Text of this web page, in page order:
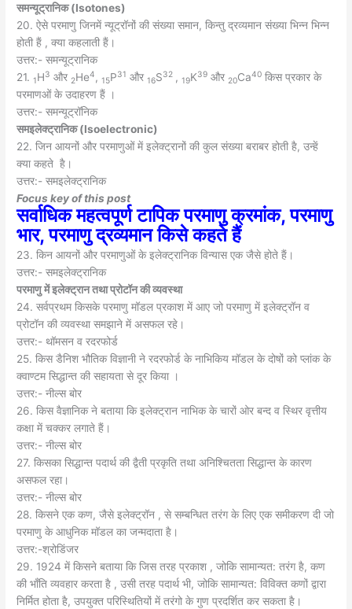
समन्यूट्रानिक (Isotones)
20. ऐसे परमाणु जिनमें न्यूट्रॉनों की संख्या समान, किन्तु द्रव्यमान संख्या भिन्न भिन्न
होती हैं , क्या कहलाती हैं।
उत्तर:- समन्यूट्रानिक
21.1H3 और 2He4,15P31 और16S32 ,19K39 और 20Ca40 किस प्रकार के
परमाणओं के उदाहरण हैं ।
उत्तर:- समन्यूट्रॉनिक
समइलेक्ट्रानिक (Isoelectronic)
22. जिन आयनों और परमाणुओं में इलेक्ट्रानों की कुल संख्या बराबर होती है, उन्हें
क्या कहते है।
उत्तर:- समइलेक्ट्रानिक
Focus key of this post
सर्वाधिक महत्वपूर्ण टापिक परमाणु क्रमांक, परमाणु
भार, परमाणु द्रव्यमान किसे कहते हैं
23. किन आयनों और परमाणुओं के इलेक्ट्रानिक विन्यास एक जैसे होते हैं।
उत्तर:- समइलेक्ट्रानिक
परमाणु में इलेक्ट्रान तथा प्रोटॉन की व्यवस्था
24. सर्वप्रथम किसके परमाणु मॉडल प्रकाश में आए जो परमाणु में इलेक्ट्रॉन व
प्रोटॉन की व्यवस्था समझाने में असफल रहे।
उत्तर:- थॉमसन व रदरफोर्ड
25. किस डैनिश भौतिक विज्ञानी ने रदरफोर्ड के नाभिकिय मॉडल के दोषों को प्लांक के
क्वाण्टम सिद्धान्त की सहायता से दूर किया ।
उत्तर:- नील्स बोर
26. किस वैज्ञानिक ने बताया कि इलेक्ट्रान नाभिक के चारों ओर बन्द व स्थिर वृत्तीय
कक्षा में चक्कर लगाते हैं।
उत्तर:- नील्स बोर
27. किसका सिद्धान्त पदार्थ की द्वैती प्रकृति तथा अनिश्चितता सिद्धान्त के कारण
असफल रहा।
उत्तर:- नील्स बोर
28. किसने एक कण, जैसे इलेक्ट्रॉन , से सम्बन्धित तरंग के लिए एक समीकरण दी जो
परमाणु के आधुनिक मॉडल का जन्मदाता है।
उत्तर:-श्रोडिंजर
29. 1924 में किसने बताया कि जिस तरह प्रकाश , जोकि सामान्यत: तरंग है, कण
की भाँति व्यवहार करता है , उसी तरह पदार्थ भी, जोकि सामान्यत: विविक्त कणों द्वारा
निर्मित होता है, उपयुक्त परिस्थितियों में तरंगो के गुण प्रदर्शित कर सकता है।